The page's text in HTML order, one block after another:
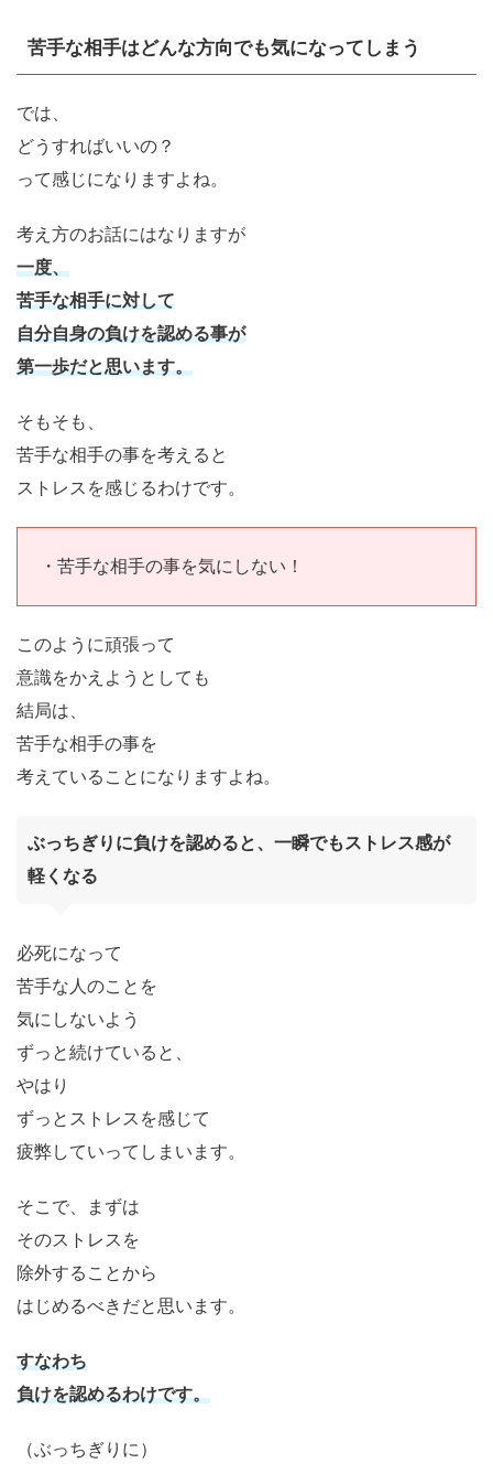
苦手な相手はどんな方向でも気になってしまう
では、
どうすればいいの？
って感じになりますよね。
考え方のお話にはなりますが
一度、
苦手な相手に対して
自分自身の負けを認める事が
第一歩だと思います。
そもそも、
苦手な相手の事を考えると
ストレスを感じるわけです。
・苦手な相手の事を気にしない！
このように頑張って
意識をかえようとしても
結局は、
苦手な相手の事を
考えていることになりますよね。
ぶっちぎりに負けを認めると、一瞬でもストレス感が
軽くなる
必死になって
苦手な人のことを
気にしないよう
ずっと続けていると、
やはり
ずっとストレスを感じて
疲弊していってしまいます。
そこで、まずは
そのストレスを
除外することから
はじめるべきだと思います。
すなわち
負けを認めるわけです。
（ぶっちぎりに）